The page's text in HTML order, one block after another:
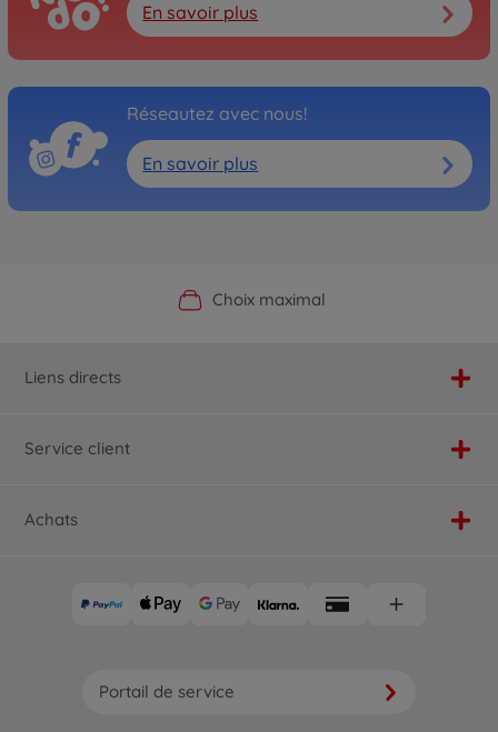
En savoir plus
Réseautez avec nous!
En savoir plus
Boutique officielle du fabricant
Choix maximal
Service personnalisé
Livraison rapide
Liens directs
Service client
Achats
Portail de service